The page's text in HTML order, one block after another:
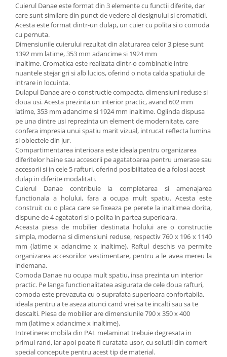
Cuierul Danae este format din 3 elemente cu functii diferite, dar
care sunt similare din punct de vedere al designului si cromaticii.
Acesta este format dintr-un dulap, un cuier cu polita si o comoda
cu pernuta.
Dimensiunile cuierului rezultat din alaturarea celor 3 piese sunt
1392 mm latime, 353 mm adancime si 1924 mm
inaltime. Cromatica este realizata dintr-o combinatie intre
nuantele stejar gri si alb lucios, oferind o nota calda spatiului de
intrare in locuinta.
Dulapul Danae are o constructie compacta, dimensiuni reduse si
doua usi. Acesta prezinta un interior practic, avand 602 mm
latime, 353 mm adancime si 1924 mm inaltime. Oglinda dispusa
pe una dintre usi reprezinta un element de modernitate, care
confera impresia unui spatiu marit vizual, intrucat reflecta lumina
si obiectele din jur.
Compartimentarea interioara este ideala pentru organizarea
diferitelor haine sau accesorii pe agatatoarea pentru umerase sau
accesorii si in cele 5 rafturi, oferind posibilitatea de a folosi acest
dulap in diferite modalitati.
Cuierul Danae contribuie la completarea si amenajarea
functionala a holului, fara a ocupa mult spatiu. Acesta este
construit cu o placa care se fixeaza pe perete la inaltimea dorita,
dispune de 4 agatatori si o polita in partea superioara.
Aceasta piesa de mobilier destinata holului are o constructie
simpla, moderna si dimensiuni reduse, respectiv 760 x 196 x 1140
mm (latime x adancime x inaltime). Raftul deschis va permite
organizarea accesoriilor vestimentare, pentru a le avea mereu la
indemana.
Comoda Danae nu ocupa mult spatiu, insa prezinta un interior
practic. Pe langa functionalitatea asigurata de cele doua rafturi,
comoda este prevazuta cu o suprafata superioara confortabila,
ideala pentru a te aseza atunci cand vrei sa te incalti sau sa te
descalti. Piesa de mobilier are dimensiunile 790 x 350 x 400
mm (latime x adancime x inaltime).
Intretinere: mobila din PAL melaminat trebuie degresata in
primul rand, iar apoi poate fi curatata usor, cu solutii din comert
special concepute pentru acest tip de material.